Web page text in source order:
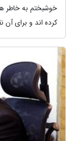
خوشبختم به خاطر
کرده اند و برای